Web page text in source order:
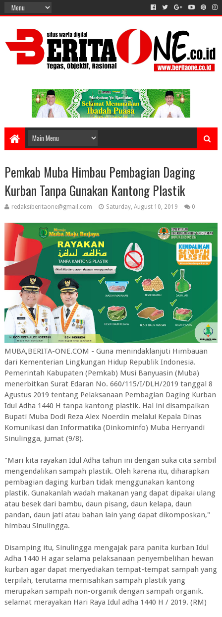
Pemkab Muba Himbau Pembagian Daging
Kurban Tanpa Gunakan Kantong Plastik
redaksiberitaone@gmail.com Saturday, August 10, 2019 0
MUBA,BERITA-ONE.COM - Guna menindaklanjuti Himbauan
dari Kementerian Lingkungan Hidup Republik Indonesia.
Pemerintah Kabupaten (Pemkab) Musi Banyuasin (Muba)
menerbitkan Surat Edaran No. 660/115/I/DLH/2019 tanggal 8
Agustus 2019 tentang Pelaksanaan Pembagian Daging Kurban
Idul Adha 1440 H tanpa kantong plastik. Hal ini disampaikan
Bupati Muba Dodi Reza Alex Noerdin melalui Kepala Dinas
Komunikasi dan Informatika (Dinkominfo) Muba Herryandi
Sinulingga, jumat (9/8).
"Mari kita rayakan Idul Adha tahun ini dengan suka cita sambil
mengendalikan sampah plastik. Oleh karena itu, diharapkan
pembagian daging kurban tidak menggunakan kantong
plastik. Gunakanlah wadah makanan yang dapat dipakai ulang
atau besek dari bambu, daun pisang, daun kelapa, daun
pandan, daun jati atau bahan lain yang dapat dikomposkan,"
himbau Sinulingga.
Disamping itu, Sinulingga mengajak para panita kurban Idul
Adha 1440 H agar selama pelaksanaan penyembelihan hewan
kurban agar dapat menyediakan tempat-tempat sampah yang
terpilah, terutama memisahkan sampah plastik yang
merupakan sampah non-organik dengan sampah organik.
selamat merayakan Hari Raya Idul adha 1440 H / 2019. (RM)